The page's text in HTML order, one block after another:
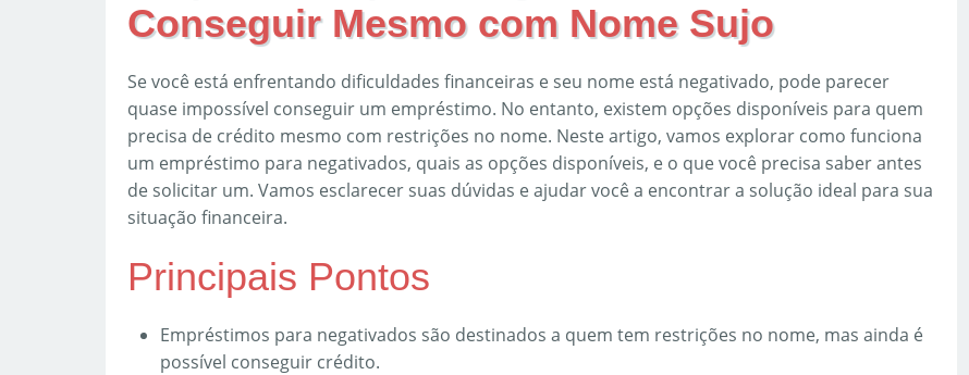
Conseguir Mesmo com Nome Sujo
Se você está enfrentando dificuldades financeiras e seu nome está negativado, pode parecer
quase impossível conseguir um empréstimo. No entanto, existem opções disponíveis para quem
precisa de crédito mesmo com restrições no nome. Neste artigo, vamos explorar como funciona
um empréstimo para negativados, quais as opções disponíveis, e o que você precisa saber antes
de solicitar um. Vamos esclarecer suas dúvidas e ajudar você a encontrar a solução ideal para sua
situação financeira.
Principais Pontos
Empréstimos para negativados são destinados a quem tem restrições no nome, mas ainda é
possível conseguir crédito.